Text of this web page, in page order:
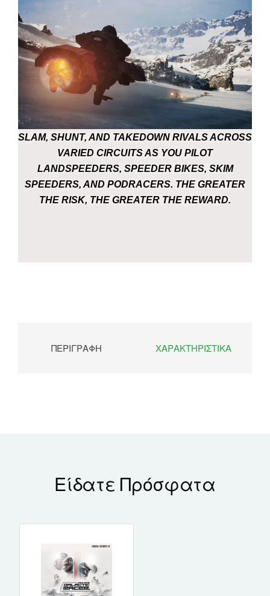
SLAM, SHUNT, AND TAKEDOWN RIVALS ACROSS
VARIED CIRCUITS AS YOU PILOT
LANDSPEEDERS, SPEEDER BIKES, SKIM
SPEEDERS, AND PODRACERS. THE GREATER
THE RISK, THE GREATER THE REWARD.
ΠΕΡΙΓΡΑΦΉ ΧΑΡΑΚΤΗΡΙΣΤΙΚΆ
Είδατε Πρόσφατα